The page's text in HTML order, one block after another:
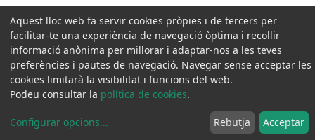
Aquest lloc web fa servir cookies pròpies i de tercers per
facilitar-te una experiència de navegació òptima i recollir
informació anònima per millorar i adaptar-nos a les teves
preferències i pautes de navegació. Navegar sense acceptar les
cookies limitarà la visibilitat i funcions del web.
Podeu consultar la política de cookies.
Configurar opcions... Rebutja Acceptar